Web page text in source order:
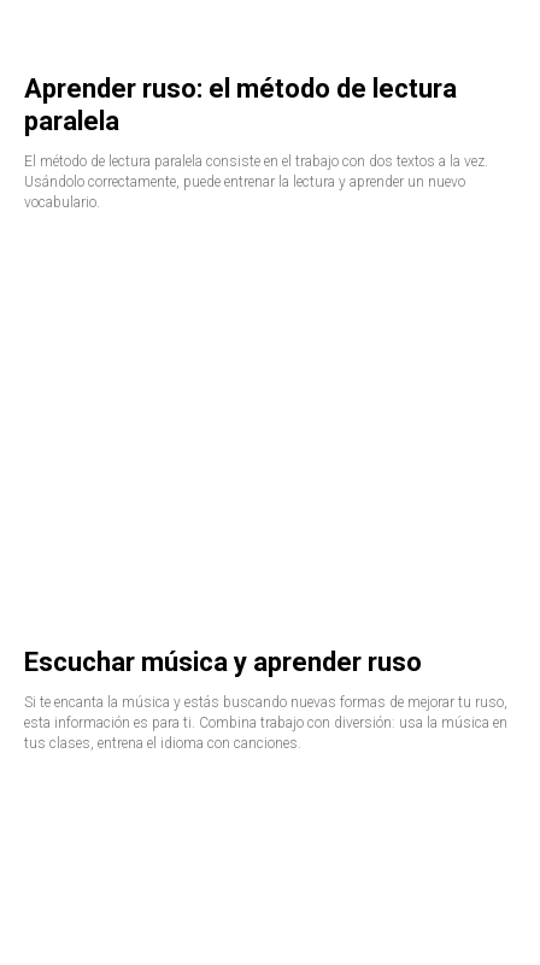
Aprender ruso: el método de lectura
paralela
El método de lectura paralela consiste en el trabajo con dos textos a la vez.
Usándolo correctamente, puede entrenar la lectura y aprender un nuevo
vocabulario.
Escuchar música y aprender ruso
Si te encanta la música y estás buscando nuevas formas de mejorar tu ruso,
esta información es para ti. Combina trabajo con diversión: usa la música en
tus clases, entrena el idioma con canciones.